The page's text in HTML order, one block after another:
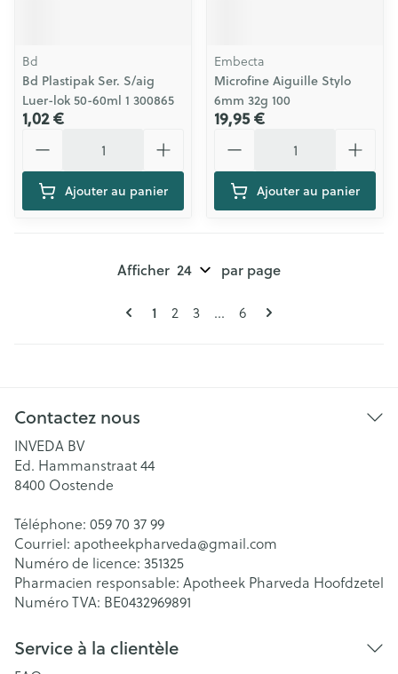
Bd
Bd Plastipak Ser. S/aig
Luer-lok 50-60ml 1 300865
1,02 €
Ajouter au panier
Embecta
Microfine Aiguille Stylo
6mm 32g 100
19,95 €
Ajouter au panier
Pages
Vous lisez actuellement la page
1 Page
2 Page
3 ... Page
6
Afficher par page
Contactez nous
INVEDA BV
Ed. Hammanstraat 44
8400 Oostende
Téléphone: 059 70 37 99
Courriel: apotheekpharveda@gmail.com
Numéro de licence: 351325
Pharmacien responsable: Apotheek Pharveda Hoofdzetel
Numéro TVA: BE0432969891
Service à la clientèle